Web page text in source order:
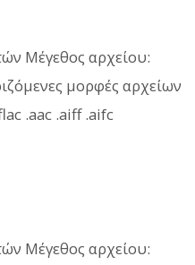
Μέγεθος αρχείου:
μορφές αρχείων
.aac .aiff .aifc
Μέγεθος αρχείου: